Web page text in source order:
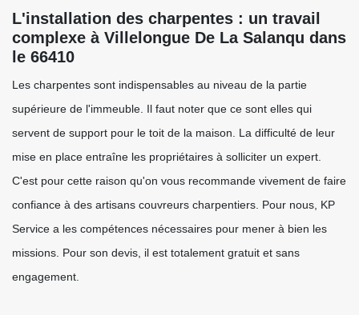
L'installation des charpentes : un travail
complexe à Villelongue De La Salanqu dans
le 66410
Les charpentes sont indispensables au niveau de la partie
supérieure de l'immeuble. Il faut noter que ce sont elles qui
servent de support pour le toit de la maison. La difficulté de leur
mise en place entraîne les propriétaires à solliciter un expert.
C'est pour cette raison qu'on vous recommande vivement de faire
confiance à des artisans couvreurs charpentiers. Pour nous, KP
Service a les compétences nécessaires pour mener à bien les
missions. Pour son devis, il est totalement gratuit et sans
engagement.